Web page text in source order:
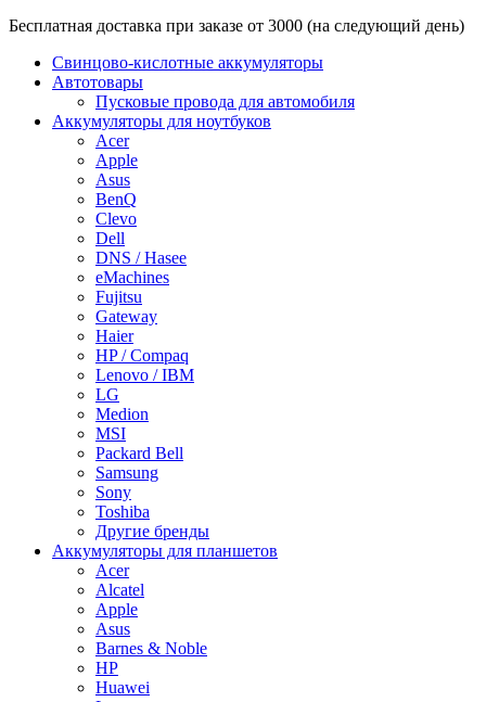
Бесплатная доставка при заказе от 3000 (на следующий день)
Cвинцово-кислотные аккумуляторы
Автотовары
Пусковые провода для автомобиля
Аккумуляторы для ноутбуков
Acer
Apple
Asus
BenQ
Clevo
Dell
DNS / Hasee
eMachines
Fujitsu
Gateway
Haier
HP / Compaq
Lenovo / IBM
LG
Medion
MSI
Packard Bell
Samsung
Sony
Toshiba
Другие бренды
Аккумуляторы для планшетов
Acer
Alcatel
Apple
Asus
Barnes & Noble
HP
Huawei